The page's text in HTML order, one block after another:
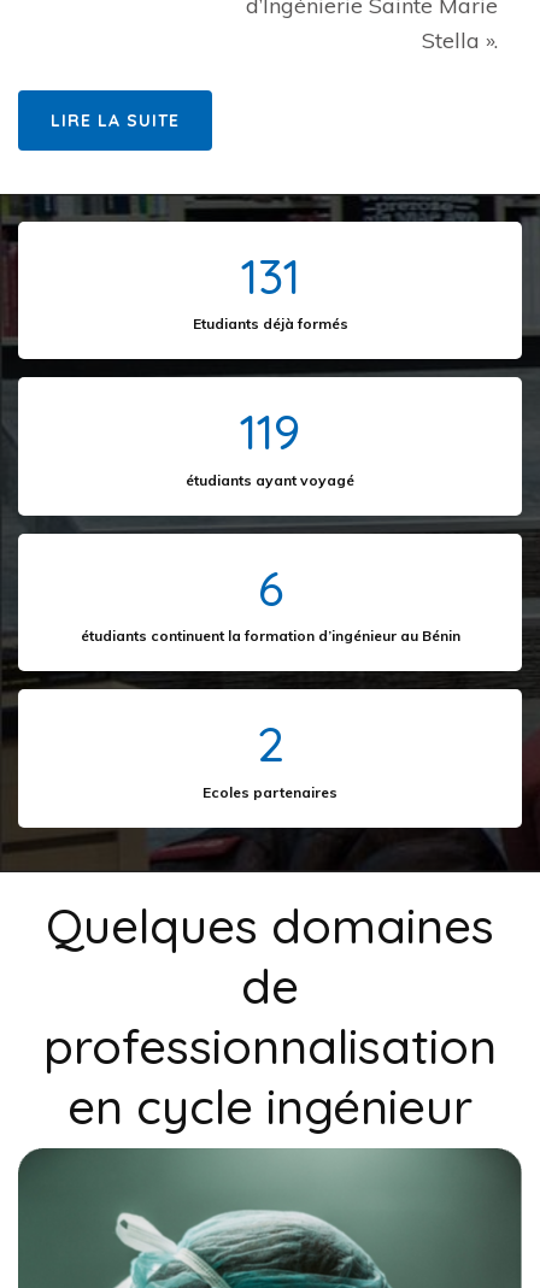
Stella ».
LIRE LA SUITE
172
Etudiants déjà formés
163
étudiants ayant voyagé
9
étudiants continuent la formation d’ingénieur au Bénin
4
Ecoles partenaires
Quelques domaines
de
professionnalisation
en cycle ingénieur